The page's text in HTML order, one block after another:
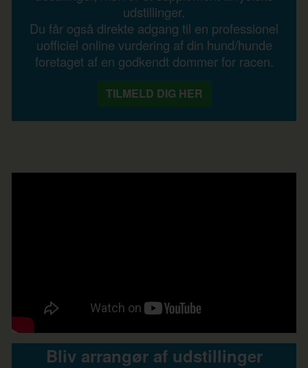
udstillinger.
Du får også direkte adgang til en professionel
uofficiel online vurdering af din hund/hunde
foretaget af en godkendt dommer for racen.
TILMELD DIG HER
Bliv arrangør af udstillinger